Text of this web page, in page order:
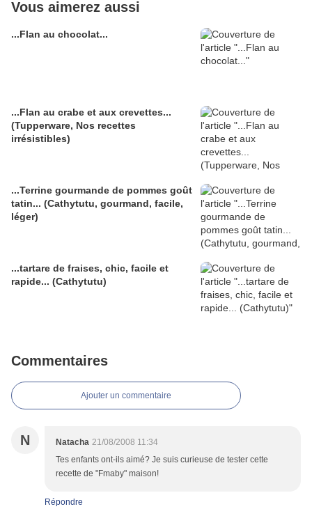
Vous aimerez aussi
...Flan au chocolat...
...Flan au crabe et aux crevettes...
(Tupperware, Nos recettes
irrésistibles)
...Terrine gourmande de pommes goût
tatin... (Cathytutu, gourmand, facile,
léger)
...tartare de fraises, chic, facile et
rapide... (Cathytutu)
Commentaires
Ajouter un commentaire
N Natacha 21/08/2008 11:34
Tes enfants ont-ils aimé? Je suis curieuse de tester cette
recette de "Fmaby" maison!
Répondre